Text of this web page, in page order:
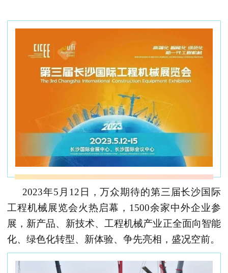
2023年5 月 12 日，万众期待的第三届长沙国际
工程机械展览会火热启幕， 1500余家中外企业参
展，新产品、新技术、工程机械产业正全面向智能
化、绿色化转型、 新体验、 争先亮相，盛况空前。